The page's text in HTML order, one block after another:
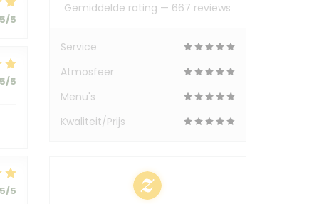
/5
/5
/5
Gemiddelde rating — 667 reviews
Service
Atmosfeer
Menu's
Kwaliteit/Prijs